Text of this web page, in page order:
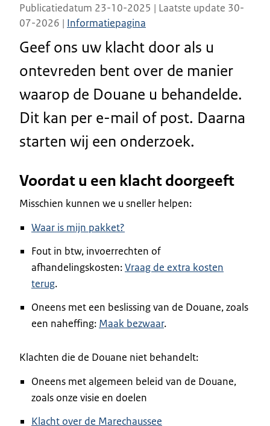
Publicatiedatum 23-10-2025 | Laatste update 30-
07-2026 | Informatiepagina
Geef ons uw klacht door als u
ontevreden bent over de manier
waarop de Douane u behandelde.
Dit kan per e-mail of post. Daarna
starten wij een onderzoek.
Voordat u een klacht doorgeeft
Misschien kunnen we u sneller helpen:
Waar is mijn pakket?
Fout in btw, invoerrechten of
afhandelingskosten:Vraag de extra kosten
terug.
Oneens met een beslissing van de Douane, zoals
een naheffing: Maak bezwaar.
Klachten die de Douane niet behandelt:
Oneens met algemeen beleid van de Douane,
zoals onze visie en doelen
Klacht over de Marechaussee